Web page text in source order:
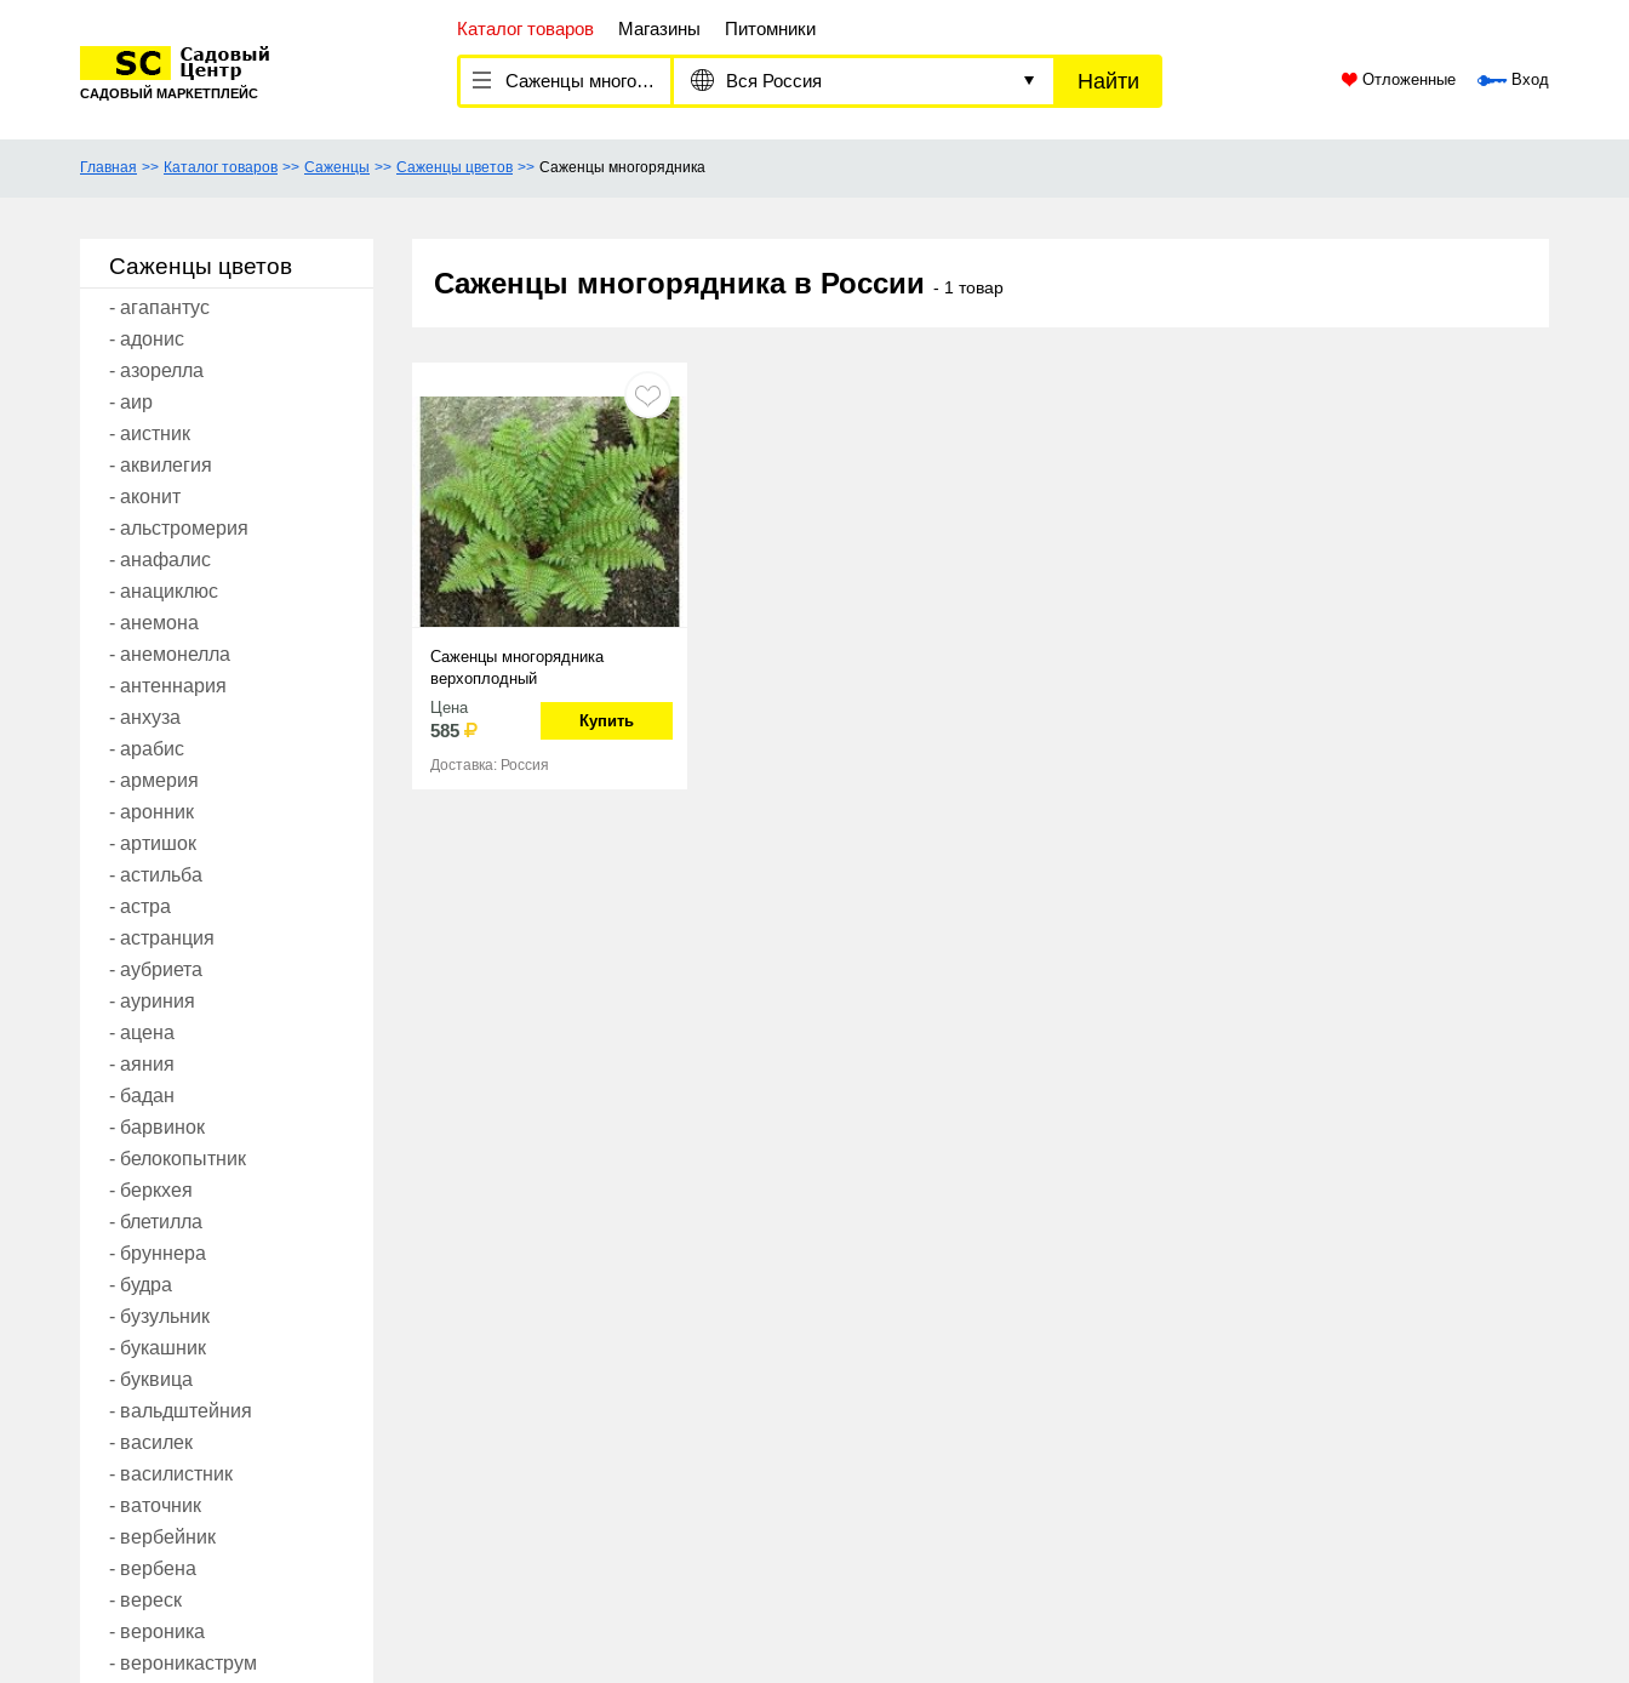
САДОВЫЙ МАРКЕТПЛЕЙС
Каталог товаров Магазины Питомники
Саженцы многорядника Вся Россия Найти Отложенные Вход
Главная Каталог товаров Саженцы Саженцы цветов Саженцы многорядника
Саженцы цветов
- агапантус
- адонис
- азорелла
- аир
- аистник
- аквилегия
- аконит
- альстромерия
- анафалис
- анациклюс
- анемона
- анемонелла
- антеннария
- анхуза
- арабис
- армерия
- аронник
- артишок
- астильба
- астра
- астранция
- аубриета
- ауриния
- ацена
- аяния
- бадан
- барвинок
- белокопытник
- беркхея
- блетилла
- бруннера
- будра
- бузульник
- букашник
- буквица
- вальдштейния
- василек
- василистник
- ваточник
- вербейник
- вербена
- вереск
- вероника
- вероникаструм
Саженцы многорядника в России - 1 товар
Саженцы многорядника
верхоплодный
Цена
585 Купить
Доставка: Россия